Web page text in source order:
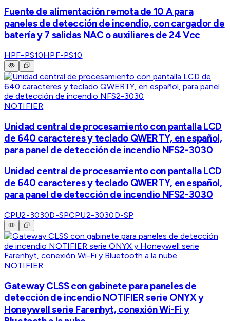
Fuente de alimentación remota de 10 A para
paneles de detección de incendio, con cargador de
batería y 7 salidas NAC o auxiliares de 24 Vcc
HPF-PS10HPF-PS10
NOTIFIER
Unidad central de procesamiento con pantalla LCD
de 640 caracteres y teclado QWERTY, en español,
para panel de detección de incendio NFS2-3030
Unidad central de procesamiento con pantalla LCD
de 640 caracteres y teclado QWERTY, en español,
para panel de detección de incendio NFS2-3030
CPU2-3030D-SPCPU2-3030D-SP
NOTIFIER
Gateway CLSS con gabinete para paneles de
detección de incendio NOTIFIER serie ONYX y
Honeywell serie Farenhyt, conexión Wi-Fi y